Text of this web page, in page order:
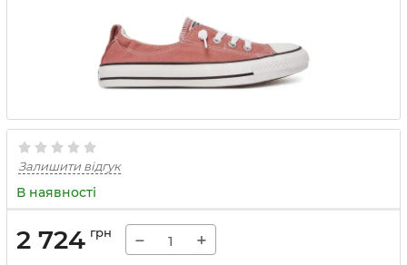
Залишити відгук
В наявності
2 724 грн − +